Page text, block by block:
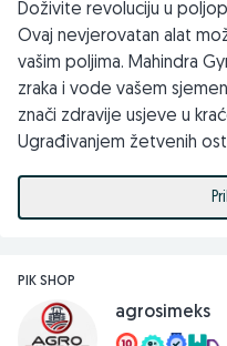
Doživite revoluciju u
Ovaj nevjerovatan alat
vašim poljima. Mahindra
zraka i vode vašem
znači zdravije usjeve u
Ugrađivanjem žetvenih
Ovo ne samo da
održivu poljoprivredu.
-Mahindra Gyrovator
PIK SHOP
agrosimeks